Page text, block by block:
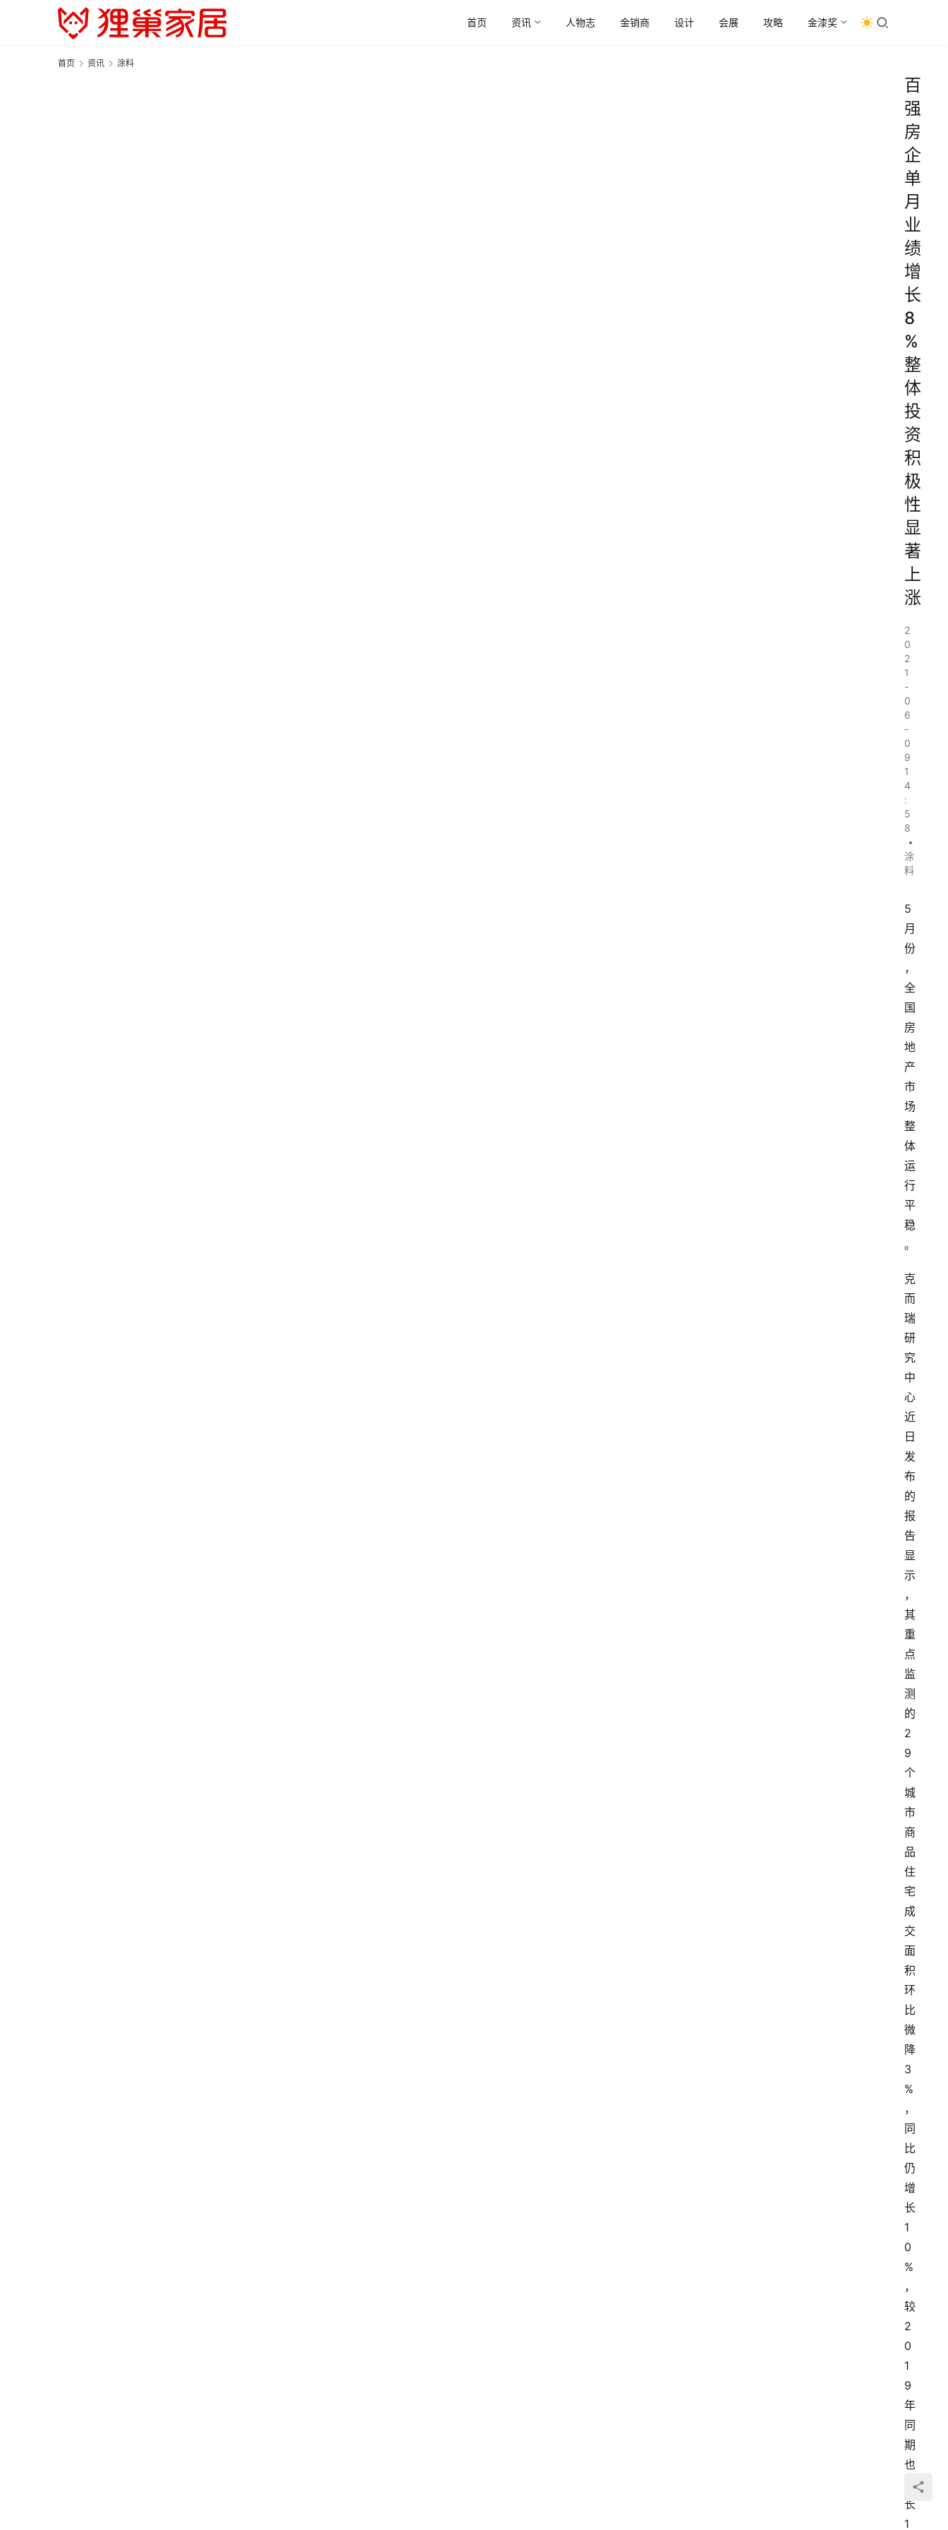
首页 资讯 人物志 金销商 设计 会展 攻略 金漆奖
首页 资讯 涂料
百
强
房
企
单
月
业
绩
增
长
8
%
整
体
投
资
积
极
性
显
著
上
涨
2
0
2
1
-
0
6
-
0
9
1
4
:
5
8
•
涂
料
5
月
份
，
全
国
房
地
产
市
场
整
体
运
行
平
稳
。
克
而
瑞
研
究
中
心
近
日
发
布
的
报
告
显
示
，
其
重
点
监
测
的
2
9
个
城
市
商
品
住
宅
成
交
面
积
环
比
微
降
3
%
，
同
比
仍
增
长
1
0
%
，
较
2
0
1
9
年
同
期
也
增
长
1